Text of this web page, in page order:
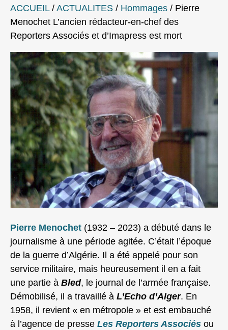
ACCUEIL/ ACTUALITES / Hommages / Pierre
Menochet L’ancien rédacteur-en-chef des
Reporters Associés et d’Imapress est mort
Pierre Menochet (1932 – 2023) a débuté dans le
journalisme à une période agitée. C’était l’époque
de la guerre d’Algérie. Il a été appelé pour son
service militaire, mais heureusement il en a fait
une partie à Bled, le journal de l’armée française.
Démobilisé, il a travaillé à L’Echo d’Alger. En
1958, il revient « en métropole » et est embauché
à l’agence de presse Les Reporters Associés ou